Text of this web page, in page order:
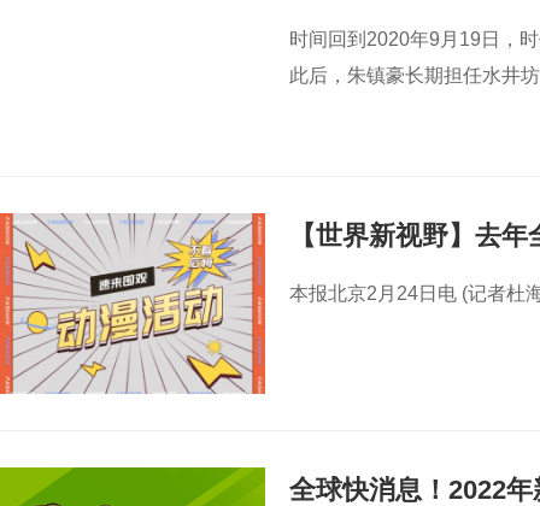
时间回到2020年9月19日，
此后，朱镇豪长期担任水井
【世界新视野】去
本报北京2月24日电 (记者杜
全球快消息！2022